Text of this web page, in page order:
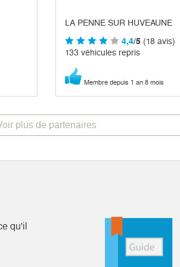
LA PENNE SUR HUVEAUNE
4,4/5 (18 avis)
133 véhicules repris
Membre depuis 1 an 8 mois
plus de partenaires
qu'il